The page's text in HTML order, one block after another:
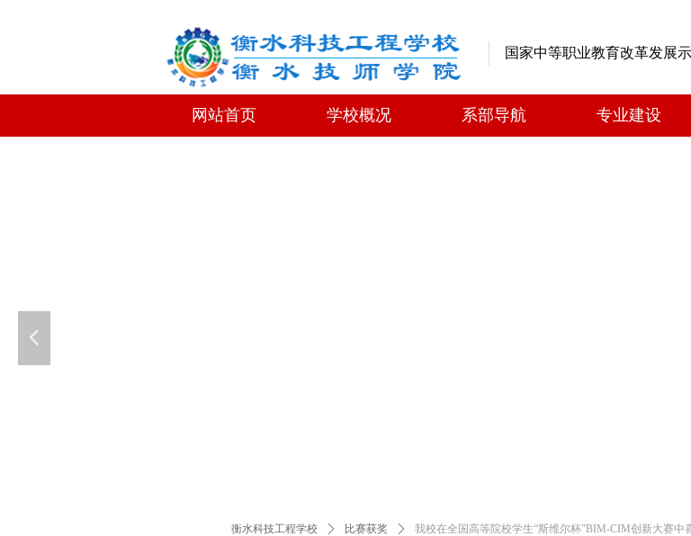
国家中等职业教育改革发展
넳
网站首页 学校概况 系部导航 专业建设
衡水科技工程学校 ꄲ 比赛获奖 ꄲ 我校在全国高等院校学生“斯维尔杯”BIM-CIM创新大赛中